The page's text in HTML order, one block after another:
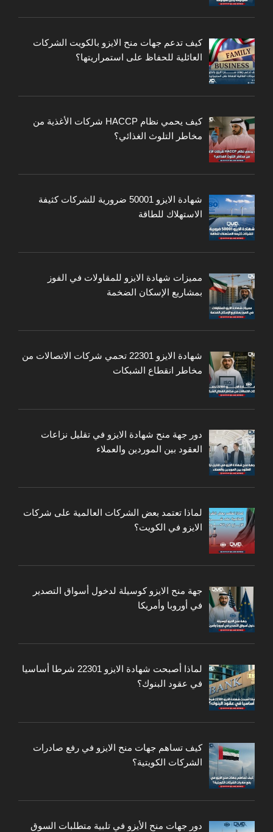
كيف تدعم جهات منح الايزو بالكويت الشركات
العائلية للحفاظ على استمراريتها؟
كيف يحمي نظام HACCP شركات الأغذية من
مخاطر التلوث الغذائي؟
شهادة الايزو 50001 ضرورية للشركات كثيفة
الاستهلاك للطاقة
مميزات شهادة الايزو للمقاولات في الفوز
بمشاريع الإسكان الضخمة
شهادة الايزو 22301 تحمي شركات الاتصالات من
مخاطر انقطاع الشبكات
دور جهة منح شهادة الايزو في تقليل نزاعات
العقود بين الموردين والعملاء
لماذا تعتمد بعض الشركات العالمية على شركات
الايزو في الكويت؟
جهة منح الايزو كوسيلة لدخول أسواق التصدير
في أوروبا وأمريكا
لماذا أصبحت شهادة الايزو 22301 شرطا أساسيا
في عقود البنوك؟
كيف تساهم جهات منح الايزو في رفع صادرات
الشركات الكويتية؟
دور جهات منح الأيزو في تلبية متطلبات السوق